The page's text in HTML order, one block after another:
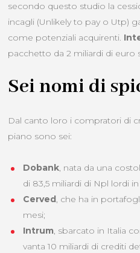
secondo questo studio la
incagli (Unlikely to pay o Utp)
come potenziali acquirenti.
pacchetto da 2 miliardi di euro
Sei nomi di
Dal canto loro i compratori di
piano sono sei:
Dobank, nata da una
di 83,5 miliardi di Npl lordi
Cerved, che ha in
mesi;
Intrum, sbarcato in Italia
vanta 10 miliardi di crediti